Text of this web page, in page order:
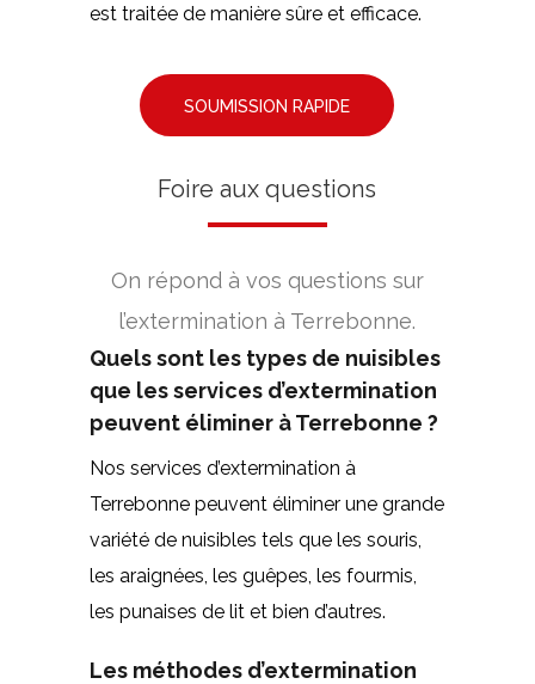
est traitée de manière sûre et efficace.
SOUMISSION RAPIDE
Foire aux questions
On répond à vos questions sur
l’extermination à Terrebonne.
Quels sont les types de nuisibles
que les services d’extermination
peuvent éliminer à Terrebonne ?
Nos services d’extermination à
Terrebonne peuvent éliminer une grande
variété de nuisibles tels que les souris,
les araignées, les guêpes, les fourmis,
les punaises de lit et bien d’autres.
Les méthodes d’extermination